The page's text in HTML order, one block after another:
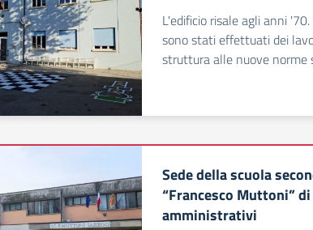
L'edificio risale agli anni
sono stati effettuati dei
struttura alle nuove norme
Sede della scuola
“Francesco Muttoni”
amministrativi